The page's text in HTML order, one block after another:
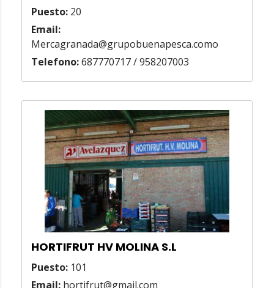
Puesto: 20
Email:
Mercagranada@grupobuenapesca.como
Telefono:687770717 / 958207003
HORTIFRUT HV MOLINA S.L
Puesto: 101
Email: hortifrut@gmail.com